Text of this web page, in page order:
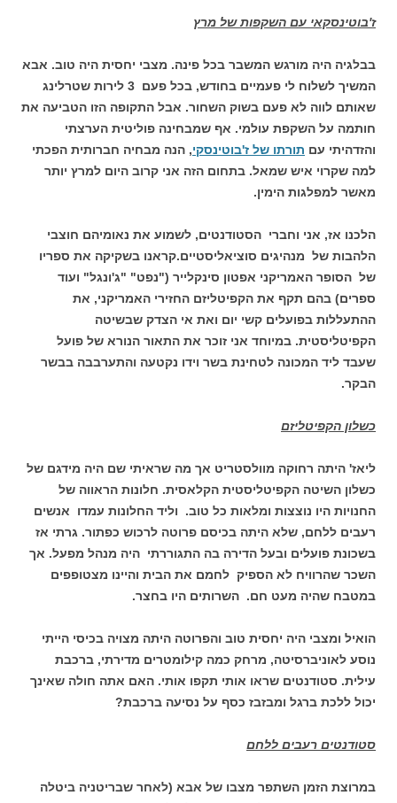
ז'בוטינסקאי עם השקפות של מרץ
בבלגיה היה מורגש המשבר בכל פינה. מצבי יחסית היה טוב. אבא
המשיך לשלוח לי פעמיים בחודש, בכל פעם 3 לירות שטרלינג
שאותם לווה לא פעם בשוק השחור. אבל התקופה הזו הטביעה את
חותמה על השקפת עולמי. אף שמבחינה פוליטית הערצתי
והזדהיתי עם תורתו של ז'בוטינסקי, הנה מבחיה חברותית הפכתי
למה שקרוי איש שמאל. בתחום הזה אני קרוב היום למרץ יותר
מאשר למפלגות הימין.
הלכנו אז, אני וחברי הסטודנטים, לשמוע את נאומיהם חוצבי
הלהבות של מנהיגים סוציאליסטיים.קראנו בשקיקה את ספריו
של הסופר האמריקני אפטון סינקלייר ("נפט" "ג'ונגל" ועוד
ספרים) בהם תקף את הקפיטליזם החזירי האמריקני, את
ההתעללות בפועלים קשי יום ואת אי הצדק שבשיטה
הקפיטליסטית. במיוחד אני זוכר את התאור הנורא של פועל
שעבד ליד המכונה לטחינת בשר וידו נקטעה והתערבבה בבשר
הבקר.
כשלון הקפיטליזם
ליאז' היתה רחוקה מוולסטריט אך מה שראיתי שם היה מידגם של
כשלון השיטה הקפיטליסטית הקלאסית. חלונות הראווה של
החנויות היו נוצצות ומלאות כל טוב. וליד החלונות עמדו אנשים
רעבים ללחם, שלא היתה בכיסם פרוטה לרכוש כפתור. גרתי אז
בשכונת פועלים ובעל הדירה בה התגוררתי היה מנהל מפעל. אך
השכר שהרוויח לא הספיק לחמם את הבית והיינו מצטופפים
במטבח שהיה מעט חם. השרותים היו בחצר.
הואיל ומצבי היה יחסית טוב והפרוטה היתה מצויה בכיסי הייתי
נוסע לאוניברסיטה, מרחק כמה קילומטרים מדירתי, ברכבת
עילית. סטודנטים שראו אותי תקפו אותי. האם אתה חולה שאינך
יכול ללכת ברגל ומבזבז כסף על נסיעה ברכבת?
סטודנטים רעבים ללחם
במרוצת הזמן השתפר מצבו של אבא (לאחר שבריטניה ביטלה